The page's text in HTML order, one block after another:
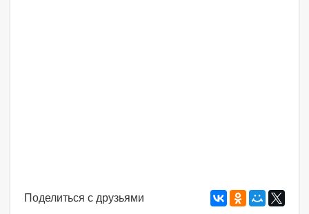
Поделиться с друзьями